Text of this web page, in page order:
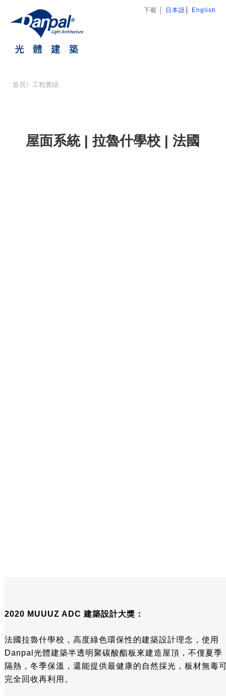
下載 日本語 English
首頁》 工程實績
屋面系統 | 拉魯什學校 | 法國
2020 MUUUZ ADC 建築設計大獎：
法國拉魯什學校，高度綠色環保性的建築設計理念，使用
Danpal光體建築半透明聚碳酸酯板來建造屋頂，不僅夏季
隔熱，冬季保溫，還能提供最健康的自然採光，板材無毒
完全回收再利用。